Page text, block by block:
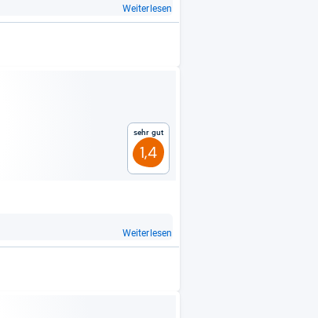
Weiterlesen
Sehr gut
1,4
Weiterlesen